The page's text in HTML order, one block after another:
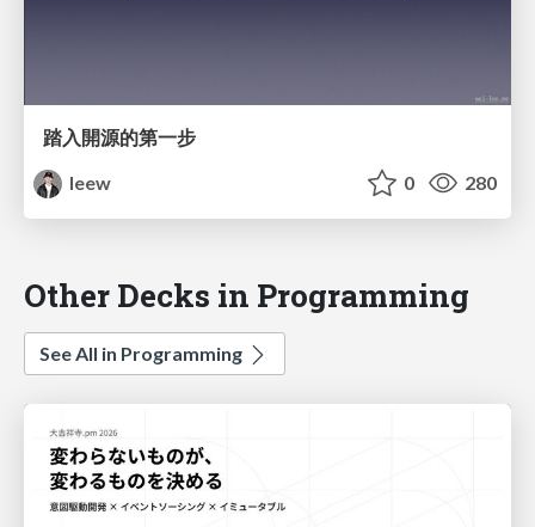
踏入開源的第一步
leew
0 280
Other Decks in Programming
See All in Programming